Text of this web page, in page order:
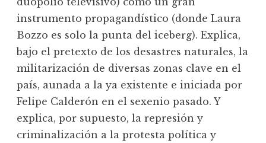
instrumento propagandístico (donde Laura
Bozzo es solo la punta del iceberg). Explica,
bajo el pretexto de los desastres naturales, la
militarización de diversas zonas clave en el
país, aunada a la ya existente e iniciada por
Felipe Calderón en el sexenio pasado. Y
explica, por supuesto, la represión y
criminalización a la protesta política y